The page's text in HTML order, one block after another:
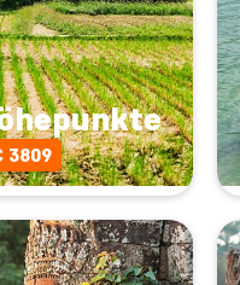
3809